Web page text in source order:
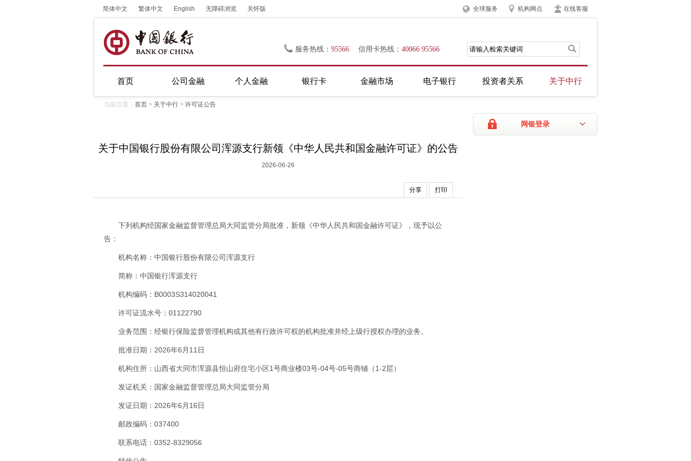
简体中文 繁体中文 English 无障碍浏览 关怀版 全球服务 机构网点 在线客服
服务热线： 95566 信用卡热线： 40066 95566
首页 公司金融 个人金融 银行卡 金融市场 电子银行 投资者关系 关于中行
当前位置： 首页 > 关于中行 > 许可证公告
网银登录
关于中国银行股份有限公司浑源支行新领《中华人民共和国金融许可证》的公告
2026-06-26
分享 打印
下列机构经国家金融监督管理总局大同监管分局批准，新领《中华人民共和国金融许可证》，现予以公
告：
机构名称：中国银行股份有限公司浑源支行
简称：中国银行浑源支行
机构编码：B0003S314020041
许可证流水号：01122790
业务范围：经银行保险监督管理机构或其他有行政许可权的机构批准并经上级行授权办理的业务。
批准日期：2026年6月11日
机构住所：山西省大同市浑源县恒山府住宅小区1号商业楼03号-04号-05号商铺（1-2层）
发证机关：国家金融监督管理总局大同监管分局
发证日期：2026年6月16日
邮政编码：037400
联系电话：0352-8329056